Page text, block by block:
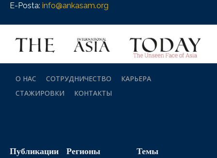
E-Posta: info@ankasam.org
О НАС СОТРУДНИЧЕСТВО
КАРЬЕРА
СТАЖИРОВКИ
КОНТАКТЫ
Публикации Регионы Темы